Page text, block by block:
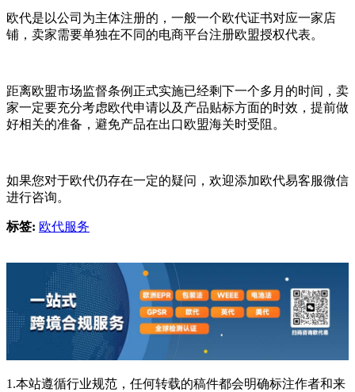
欧代是以公司为主体注册的，一般一个欧代证书对应一家店
铺，卖家需要单独在不同的电商平台注册欧盟授权代表。
距离欧盟市场监督条例正式实施已经剩下一个多月的时间，卖
家一定要充分考虑欧代申请以及产品贴标方面的时效，提前做
好相关的准备，避免产品在出口欧盟海关时受阻。
如果您对于欧代仍存在一定的疑问，欢迎添加欧代易客服微信
进行咨询。
标签: 欧代服务
1.本站遵循行业规范，任何转载的稿件都会明确标注作者和来